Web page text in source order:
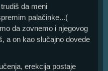
da meni
palačinke...(
da zovnemo i njegovog
a on kao slučajno dovede
erekcija postaje